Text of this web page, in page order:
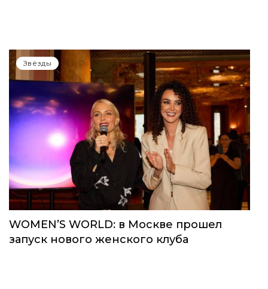
Звёзды
WOMEN’S WORLD: в Москве прошел
запуск нового женского клуба